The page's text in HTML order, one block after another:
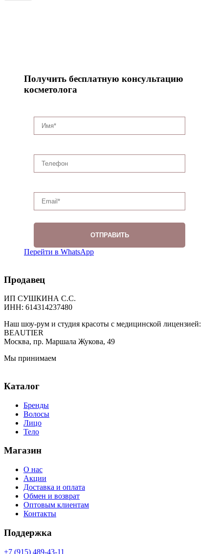
Получить бесплатную консультацию
косметолога
Перейти в WhatsApp
Продавец
ИП СУШКИНА С.С.
ИНН: 614314237480
Наш шоу-рум и студия красоты с медицинской лицензией:
BEAUTIER
Москва, пр. Маршала Жукова, 49
Мы принимаем
Каталог
Бренды
Волосы
Лицо
Тело
Магазин
О нас
Акции
Доставка и оплата
Обмен и возврат
Оптовым клиентам
Контакты
Поддержка
+7 (915) 489-43-11